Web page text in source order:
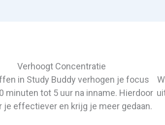
Verhoogt Concentratie
in Study Buddy verhogen je focus
minuten tot 5 uur na inname. Hierdoor
je effectiever en krijg je meer gedaan.